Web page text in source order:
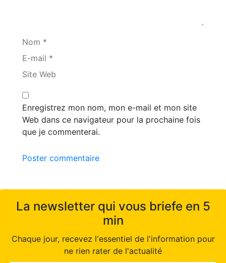
Nom *
E-mail *
Site Web
Enregistrez mon nom, mon e-mail et mon site
Web dans ce navigateur pour la prochaine fois
que je commenterai.
Poster commentaire
La newsletter qui vous briefe en 5
min
Chaque jour, recevez l'essentiel de l'information pour
ne rien rater de l'actualité